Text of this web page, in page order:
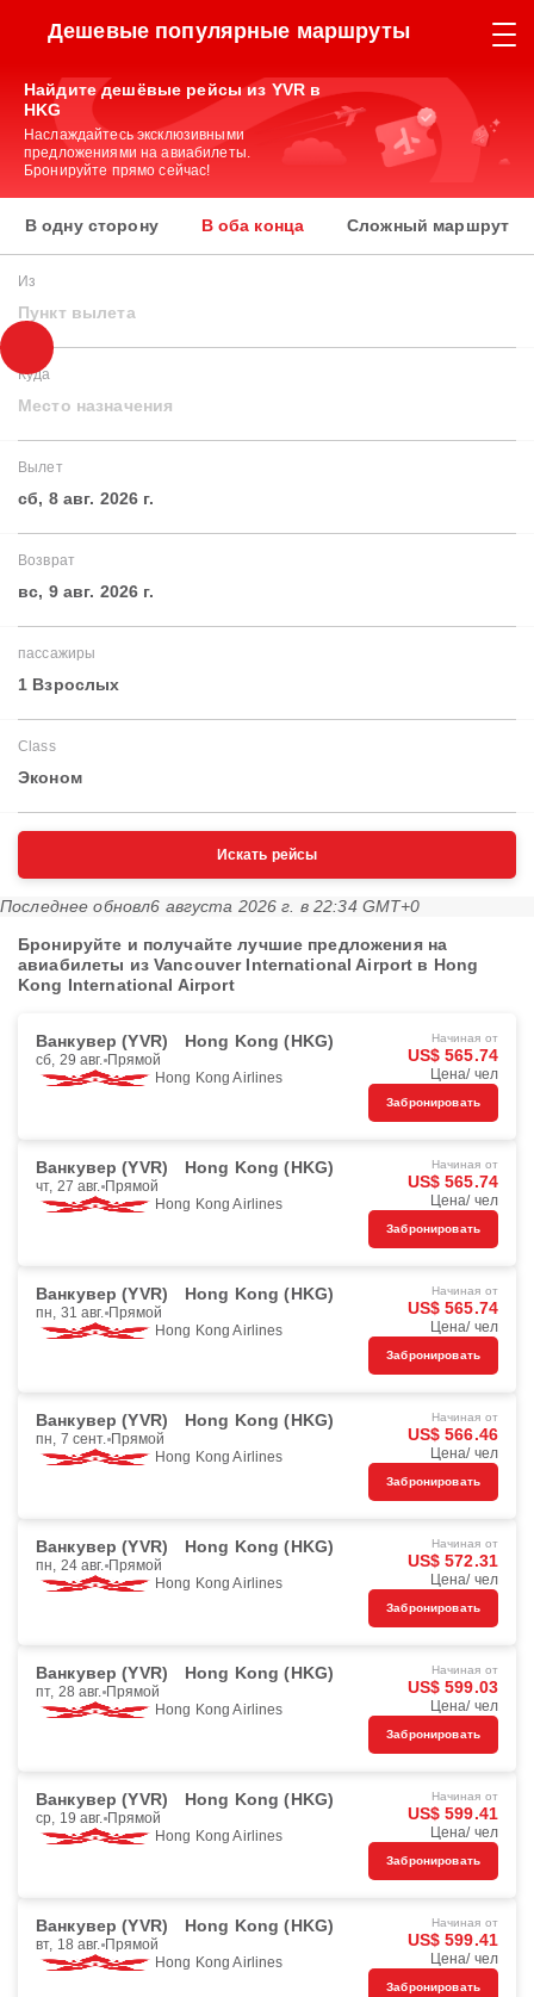
Дешевые популярные маршруты
Найдите дешёвые рейсы из YVR в
HKG
Наслаждайтесь эксклюзивными
предложениями на авиабилеты.
Бронируйте прямо сейчас!
В одну сторону В оба конца Сложный маршрут
Из
Пункт вылета
Куда
Место назначения
Вылет
сб, 8 авг. 2026 г.
Возврат
вс, 9 авг. 2026 г.
пассажиры
1 Взрослых
Class
Эконом
Искать рейсы
Последнее обновл6 августа 2026 г. в 22:34 GMT+0
Бронируйте и получайте лучшие предложения на
авиабилеты из Vancouver International Airport в Hong
Kong International Airport
Ванкувер (YVR) Hong Kong (HKG)
сб, 29 авг. Прямой
Hong Kong Airlines
Начиная от
US$ 565.74
Цена/ чел
Забронировать
Ванкувер (YVR) Hong Kong (HKG)
чт, 27 авг. Прямой
Hong Kong Airlines
Начиная от
US$ 565.74
Цена/ чел
Забронировать
Ванкувер (YVR) Hong Kong (HKG)
пн, 31 авг. Прямой
Hong Kong Airlines
Начиная от
US$ 565.74
Цена/ чел
Забронировать
Ванкувер (YVR) Hong Kong (HKG)
пн, 7 сент. Прямой
Hong Kong Airlines
Начиная от
US$ 566.46
Цена/ чел
Забронировать
Ванкувер (YVR) Hong Kong (HKG)
пн, 24 авг. Прямой
Hong Kong Airlines
Начиная от
US$ 572.31
Цена/ чел
Забронировать
Ванкувер (YVR) Hong Kong (HKG)
пт, 28 авг. Прямой
Hong Kong Airlines
Начиная от
US$ 599.03
Цена/ чел
Забронировать
Ванкувер (YVR) Hong Kong (HKG)
ср, 19 авг. Прямой
Hong Kong Airlines
Начиная от
US$ 599.41
Цена/ чел
Забронировать
Ванкувер (YVR) Hong Kong (HKG)
вт, 18 авг. Прямой
Hong Kong Airlines
Начиная от
US$ 599.41
Цена/ чел
Забронировать